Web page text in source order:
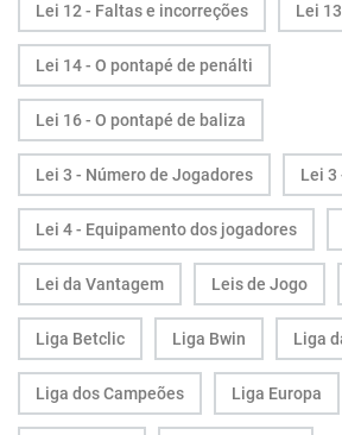
Lei 12 - Faltas e incorreções Lei
Lei 14 - O pontapé de penálti
Lei 16 - O pontapé de baliza
Lei 3 - Número de Jogadores Lei 3
Lei 4 - Equipamento dos jogadores
Lei da Vantagem Leis de Jogo
Liga Betclic Liga Bwin Liga
Liga dos Campeões Liga Europa